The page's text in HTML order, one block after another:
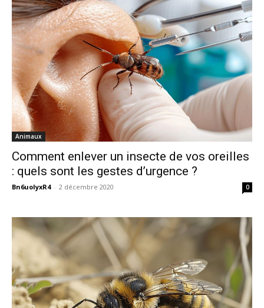
Animaux
Comment enlever un insecte de vos oreilles
: quels sont les gestes d’urgence ?
Bn6uoIyxR4 - 2 décembre 2020 0